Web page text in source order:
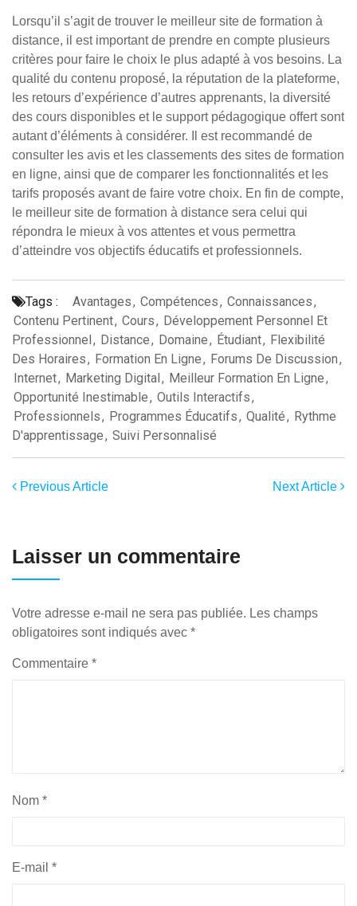
Lorsqu’il s’agit de trouver le meilleur site de formation à
distance, il est important de prendre en compte plusieurs
critères pour faire le choix le plus adapté à vos besoins. La
qualité du contenu proposé, la réputation de la plateforme,
les retours d’expérience d’autres apprenants, la diversité
des cours disponibles et le support pédagogique offert sont
autant d’éléments à considérer. Il est recommandé de
consulter les avis et les classements des sites de formation
en ligne, ainsi que de comparer les fonctionnalités et les
tarifs proposés avant de faire votre choix. En fin de compte,
le meilleur site de formation à distance sera celui qui
répondra le mieux à vos attentes et vous permettra
d’atteindre vos objectifs éducatifs et professionnels.
Tags : Avantages, Compétences, Connaissances,
Contenu Pertinent, Cours, Développement Personnel Et
Professionnel, Distance, Domaine, Étudiant, Flexibilité
Des Horaires, Formation En Ligne, Forums De Discussion,
Internet, Marketing Digital, Meilleur Formation En Ligne,
Opportunité Inestimable, Outils Interactifs,
Professionnels, Programmes Éducatifs, Qualité, Rythme
D'apprentissage, Suivi Personnalisé
Previous Article Next Article
Laisser un commentaire
Votre adresse e-mail ne sera pas publiée. Les champs
obligatoires sont indiqués avec *
Commentaire *
Nom *
E-mail *